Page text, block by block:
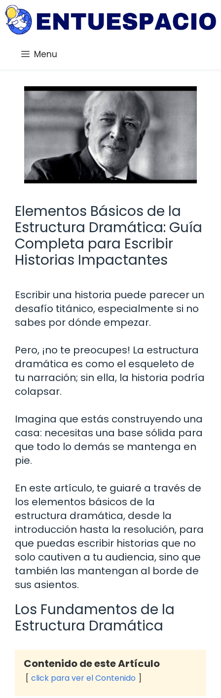
Saltar
al
contenido
Menu
Elementos Básicos de la
Estructura Dramática: Guía
Completa para Escribir
Historias Impactantes
Escribir una historia puede parecer un
desafío titánico, especialmente si no
sabes por dónde empezar.
Pero, ¡no te preocupes! La estructura
dramática es como el esqueleto de
tu narración; sin ella, la historia podría
colapsar.
Imagina que estás construyendo una
casa: necesitas una base sólida para
que todo lo demás se mantenga en
pie.
En este artículo, te guiaré a través de
los elementos básicos de la
estructura dramática, desde la
introducción hasta la resolución, para
que puedas escribir historias que no
solo cautiven a tu audiencia, sino que
también las mantengan al borde de
sus asientos.
Los Fundamentos de la
Estructura Dramática
Contenido de este Artículo
click para ver el Contenido